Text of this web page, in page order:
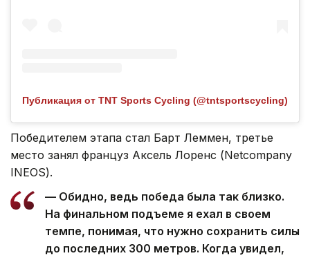
Публикация от TNT Sports Cycling (@tntsportscycling)
Победителем этапа стал Барт Леммен, третье
место занял француз Аксель Лоренс (Netcompany
INEOS).
— Обидно, ведь победа была так близко.
На финальном подъеме я ехал в своем
темпе, понимая, что нужно сохранить силы
до последних 300 метров. Когда увидел,